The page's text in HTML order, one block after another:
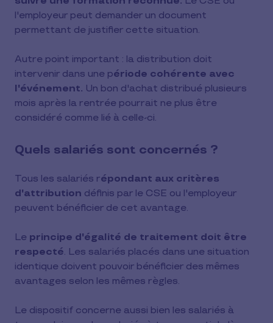
l'employeur peut demander un document
permettant de justifier cette situation.
Autre point important : la distribution doit
intervenir dans une période cohérente avec
l'événement. Un bon d'achat distribué plusieurs
mois après la rentrée pourrait ne plus être
considéré comme lié à celle-ci.
Quels salariés sont concernés ?
Tous les salariés répondant aux critères
d'attribution définis par le CSE ou l'employeur
peuvent bénéficier de cet avantage.
Le principe d'égalité de traitement doit être
respecté. Les salariés placés dans une situation
identique doivent pouvoir bénéficier des mêmes
avantages selon les mêmes règles.
Le dispositif concerne aussi bien les salariés à